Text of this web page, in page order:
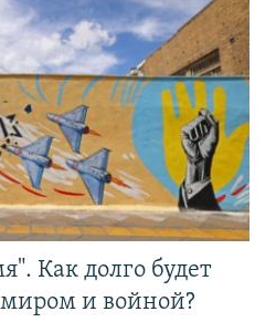
Как долго будет
и войной?